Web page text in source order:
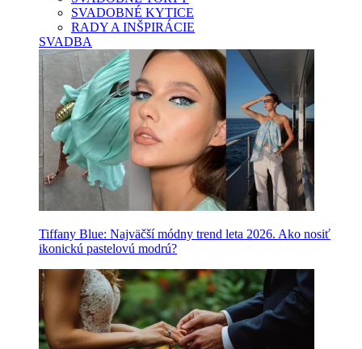
SVADOBNÉ KYTICE
RADY A INŠPIRÁCIE
SVADBA
Tiffany Blue: Najväčší módny trend leta 2026. Ako nosiť
ikonickú pastelovú modrú?